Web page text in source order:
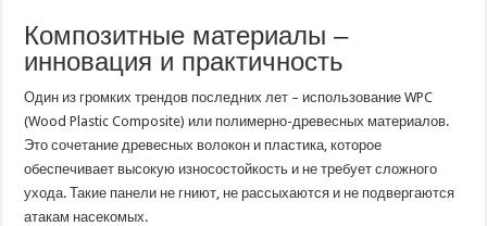
Композитные материалы –
инновация и практичность
Один из громких трендов последних лет – использование WPC
(Wood Plastic Composite) или полимерно-древесных материалов.
Это сочетание древесных волокон и пластика, которое
обеспечивает высокую износостойкость и не требует сложного
ухода. Такие панели не гниют, не рассыхаются и не подвергаются
атакам насекомых.